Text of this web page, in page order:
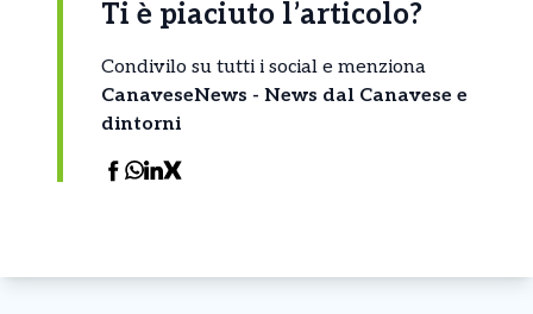
Ti è piaciuto l’articolo?
Condivilo su tutti i social e menziona
CanaveseNews - News dal Canavese e
dintorni